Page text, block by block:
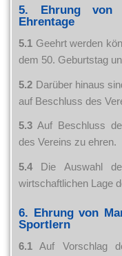
5. Ehrung von
Ehrentage
5.1 Geehrt werden
dem 50. Geburtstag
5.2 Darüber hinaus
auf Beschluss des
5.3 Auf Beschluss
des Vereins zu ehren.
5.4Die Auswahl
wirtschaftlichen Lage
6. Ehrung von
Sportlern
6.1 Auf Vorschlag